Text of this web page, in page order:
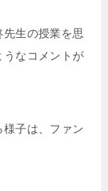
生の授業を思
うなコメントが
子は、ファン